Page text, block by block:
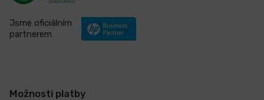
Jsme oficiálním
partnerem
Možnosti platby